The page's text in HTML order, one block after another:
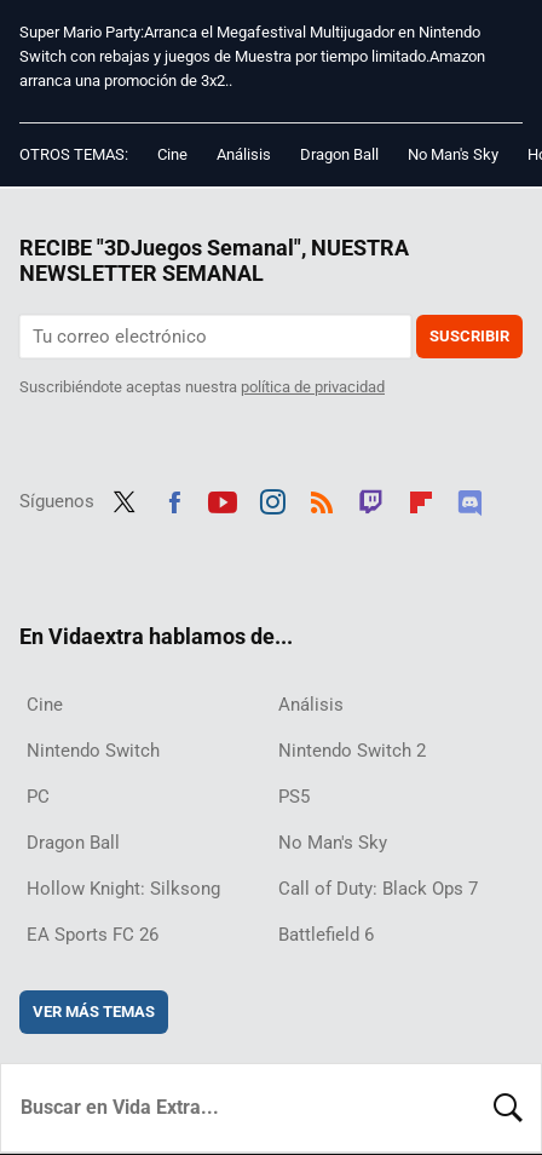
Super Mario Party:Arranca el Megafestival Multijugador en Nintendo
Switch con rebajas y juegos de Muestra por tiempo limitado.Amazon
arranca una promoción de 3x2..
OTROS TEMAS: Cine Análisis Dragon Ball No Man's Sky
RECIBE "3DJuegos Semanal", NUESTRA
NEWSLETTER SEMANAL
SUSCRIBIR
Suscribiéndote aceptas nuestra política de privacidad
Síguenos
En Vidaextra hablamos de...
Cine Análisis
Nintendo Switch Nintendo Switch 2
PC PS5
Dragon Ball No Man's Sky
Hollow Knight: Silksong Call of Duty: Black Ops 7
EA Sports FC 26 Battlefield 6
VER MÁS TEMAS